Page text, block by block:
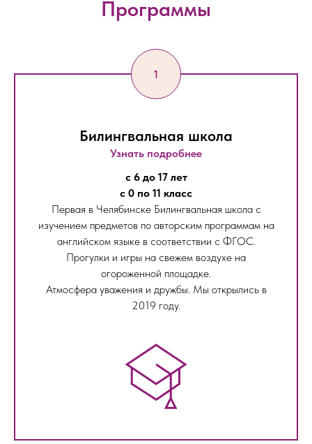
Программы
Билингвальная школа
Узнать подробнее
с 6 до 17 лет
с 0 по 11 класс
Первая в Челябинске Билингвальная школа с
изучением предметов по авторским программам на
английском языке в соответствии с ФГОС.
Прогулки и игры на свежем воздухе на
огороженной площадке.
Атмосфера уважения и дружбы. Мы открылись в
2019 году.